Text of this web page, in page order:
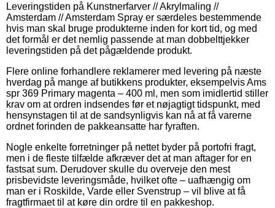
Leveringstiden på Kunstnerfarver // Akrylmaling //
Amsterdam // Amsterdam Spray er særdeles bestemmende
hvis man skal bruge produkterne inden for kort tid, og med
det formål er det nemlig passende at man dobbelttjekker
leveringstiden på det pågældende produkt.
Flere online forhandlere reklamerer med levering på næste
hverdag på mange af butikkens produkter, eksempelvis Ams
spr 369 Primary magenta – 400 ml, men som imidlertid stiller
krav om at ordren indsendes før et nøjagtigt tidspunkt, med
hensynstagen til at de sandsynligvis kan nå at få varerne
ordnet forinden de pakkeansatte har fyraften.
Nogle enkelte forretninger på nettet byder på portofri fragt,
men i de fleste tilfælde afkræver det at man aftager for en
fastsat sum. Derudover skulle du overveje den mest
prisbevidste leveringsmåde, hvilket ofte – uafhængig om
man er i Roskilde, Varde eller Svenstrup – vil blive at få
fragtfirmaet til at køre din ordre til en pakkeshop.